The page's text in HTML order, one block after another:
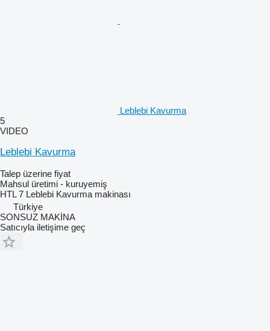
Leblebi Kavurma
5
VIDEO
Leblebi Kavurma
Talep üzerine fiyat
Mahsul üretimi - kuruyemiş
HTL 7 Leblebi Kavurma makinası
Türkiye
SONSUZ MAKİNA
Satıcıyla iletişime geç